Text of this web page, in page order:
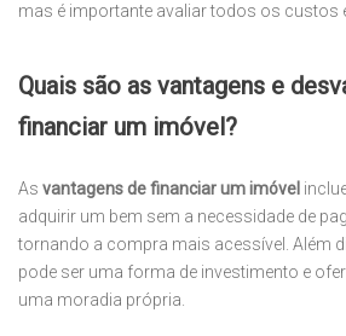
mas é importante avaliar todos os custos
Quais são as vantagens e
financiar um imóvel?
As vantagens de financiar um imóvel
adquirir um bem sem a necessidade de
tornando a compra mais acessível. Além
pode ser uma forma de investimento e
uma moradia própria.